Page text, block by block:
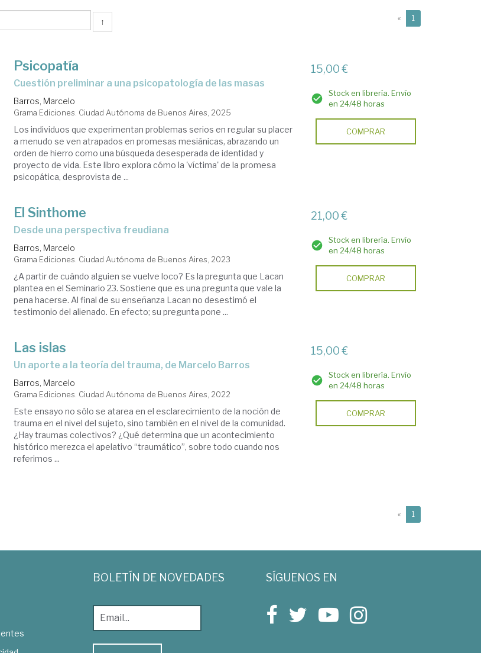
↑ « 1
Psicopatía
Cuestión preliminar a una psicopatología de las masas
Barros, Marcelo
Grama Ediciones. Ciudad Autónoma de Buenos Aires, 2025
Los individuos que experimentan problemas serios en regular su placer
a menudo se ven atrapados en promesas mesiánicas, abrazando un
orden de hierro como una búsqueda desesperada de identidad y
proyecto de vida. Este libro explora cómo la 'víctima' de la promesa
psicopática, desprovista de ...
15,00 €
Stock en librería. Envío
en 24/48 horas
COMPRAR
El Sinthome
desde una perspectiva freudiana
Barros, Marcelo
Grama Ediciones. Ciudad Autónoma de Buenos Aires, 2023
¿A partir de cuándo alguien se vuelve loco? Es la pregunta que Lacan
plantea en el Seminario 23. Sostiene que es una pregunta que vale la
pena hacerse. Al final de su enseñanza Lacan no desestimó el
testimonio del alienado. En efecto; su pregunta pone ...
21,00 €
Stock en librería. Envío
en 24/48 horas
COMPRAR
Las islas
un aporte a la teoría del trauma, de Marcelo Barros
Barros, Marcelo
Grama Ediciones. Ciudad Autónoma de Buenos Aires, 2022
Este ensayo no sólo se atarea en el esclarecimiento de la noción de
trauma en el nivel del sujeto, sino también en el nivel de la comunidad.
¿Hay traumas colectivos? ¿Qué determina que un acontecimiento
histórico merezca el apelativo “traumático”, sobre todo cuando nos
referimos ...
15,00 €
Stock en librería. Envío
en 24/48 horas
COMPRAR
« 1
BOLETÍN DE NOVEDADES SÍGUENOS EN